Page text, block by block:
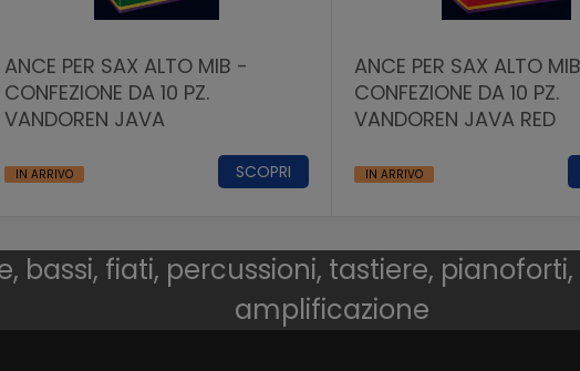
ANCE PER SAX ALTO MIB -
CONFEZIONE DA 10 PZ.
VANDOREN JAVA
IN ARRIVO SCOPRI
ANCE PER SAX ALTO
CONFEZIONE DA 10 PZ.
VANDOREN JAVA RED
IN ARRIVO
bassi, fiati, percussioni, tastiere,
amplificazione